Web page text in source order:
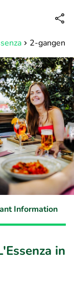
Available until 23:00
2-gangen
Information
in